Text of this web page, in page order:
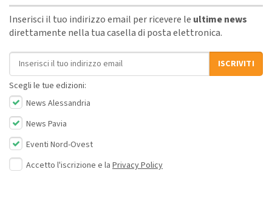
Inserisci il tuo indirizzo email per ricevere le ultime news
direttamente nella tua casella di posta elettronica.
Indirizzo email
ISCRIVITI
Scegli le tue edizioni:
News Alessandria
News Pavia
Eventi Nord-Ovest
Accetto l'iscrizione e la Privacy Policy